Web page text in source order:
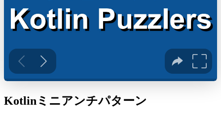
Kotlinミニアンチパターン